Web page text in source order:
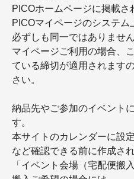
PICOホームページに掲載さ
PICOマイページのシステム
必ずしも同一ではありません
マイページご利用の場合、
ている締切が適用されます
さい。
納品先やご参加のイベント
す。
本サイトのカレンダーに設
など確認できる前に作成さ
「イベント会場（宅配便搬